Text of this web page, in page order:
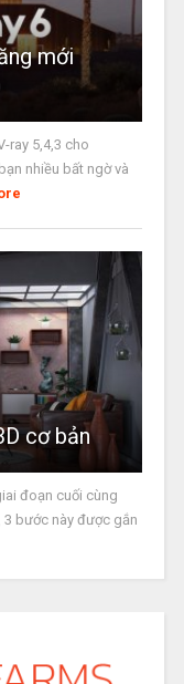
mới
ray 5,4,3 cho
nhiều bất ngờ và
cơ bản
đoạn cuối cùng
3 bước này được gắn